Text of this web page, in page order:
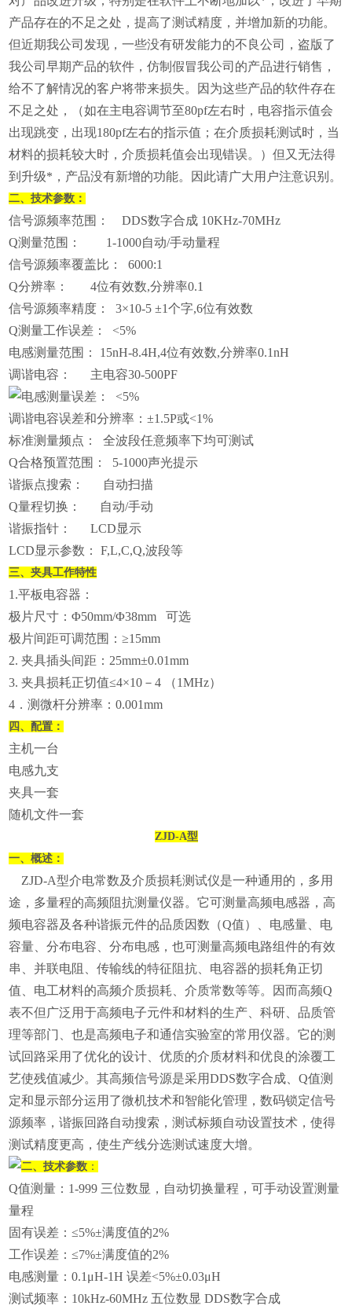
产品存在的不足之处，提高了测试精度，并增加新的功能。
但近期我公司发现，一些没有研发能力的不良公司，盗版了
我公司早期产品的软件，仿制假冒我公司的产品进行销售，
给不了解情况的客户将带来损失。因为这些产品的软件存在
不足之处，（如在主电容调节至80pf左右时，电容指示值会
出现跳变，出现180pf左右的指示值；在介质损耗测试时，当
材料的损耗较大时，介质损耗值会出现错误。）但又无法得
到升级*，产品没有新增的功能。因此请广大用户注意识别。
二、技术参数：
信号源频率范围： DDS数字合成 10KHz-70MHz
Q测量范围： 1-1000自动/手动量程
信号源频率覆盖比： 6000:1
Q分辨率： 4位有效数,分辨率0.1
信号源频率精度： 3×10-5 ±1个字,6位有效数
Q测量工作误差： <5%
电感测量范围： 15nH-8.4H,4位有效数,分辨率0.1nH
调谐电容： 主电容30-500PF
电感测量误差： <5%
调谐电容误差和分辨率：±1.5P或<1%
标准测量频点： 全波段任意频率下均可测试
Q合格预置范围： 5-1000声光提示
谐振点搜索： 自动扫描
Q量程切换： 自动/手动
谐振指针： LCD显示
LCD显示参数： F,L,C,Q,波段等
三、夹具工作特性
1.平板电容器：
极片尺寸：Φ50mm/Φ38mm 可选
极片间距可调范围：≥15mm
2. 夹具插头间距：25mm±0.01mm
3. 夹具损耗正切值≤4×10－4 （1MHz）
4．测微杆分辨率：0.001mm
四、配置：
主机一台
电感九支
夹具一套
随机文件一套
ZJD-A型
一、概述：
ZJD-A型介电常数及介质损耗测试仪是一种通用的，多用
途，多量程的高频阻抗测量仪器。它可测量高频电感器，高
频电容器及各种谐振元件的品质因数（Q值）、电感量、电
容量、分布电容、分布电感，也可测量高频电路组件的有效
串、并联电阻、传输线的特征阻抗、电容器的损耗角正切
值、电工材料的高频介质损耗、介质常数等等。因而高频Q
表不但广泛用于高频电子元件和材料的生产、科研、品质管
理等部门、也是高频电子和通信实验室的常用仪器。它的测
试回路采用了优化的设计、优质的介质材料和优良的涂覆工
艺使残值减少。其高频信号源是采用DDS数字合成、Q值测
定和显示部分运用了微机技术和智能化管理，数码锁定信号
源频率，谐振回路自动搜索，测试标频自动设置技术，使得
测试精度更高，使生产线分选测试速度大增。
二、技术参数 ：
Q值测量：1-999 三位数显，自动切换量程，可手动设置测量
量程
固有误差：≤5%±满度值的2%
工作误差：≤7%±满度值的2%
电感测量：0.1μH-1H 误差<5%±0.03μH
测试频率：10kHz-60MHz 五位数显 DDS数字合成